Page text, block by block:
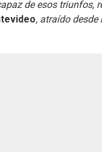
de esos triunfos,
, atraído desde